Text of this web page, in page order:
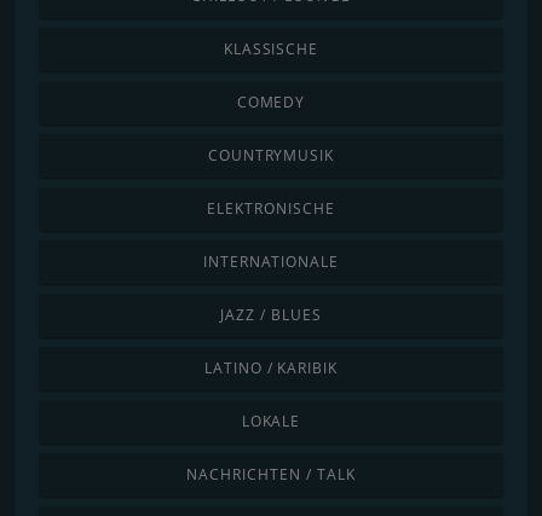
KLASSISCHE
COMEDY
COUNTRYMUSIK
ELEKTRONISCHE
INTERNATIONALE
JAZZ / BLUES
LATINO / KARIBIK
LOKALE
NACHRICHTEN / TALK